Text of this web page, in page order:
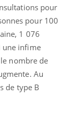
pour
pour 100
1 076
une infime
nombre de
Au
de type B